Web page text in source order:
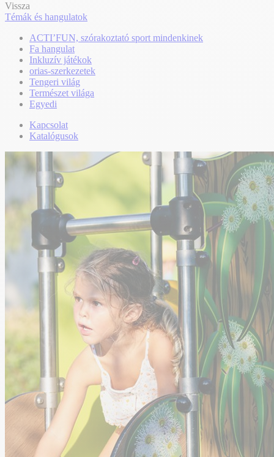
Vissza
Témák és hangulatok
ACTI’FUN, szórakoztató sport mindenkinek
Fa hangulat
Inkluzív játékok
orias-szerkezetek
Tengeri világ
Természet világa
Egyedi
Kapcsolat
Katalógusok